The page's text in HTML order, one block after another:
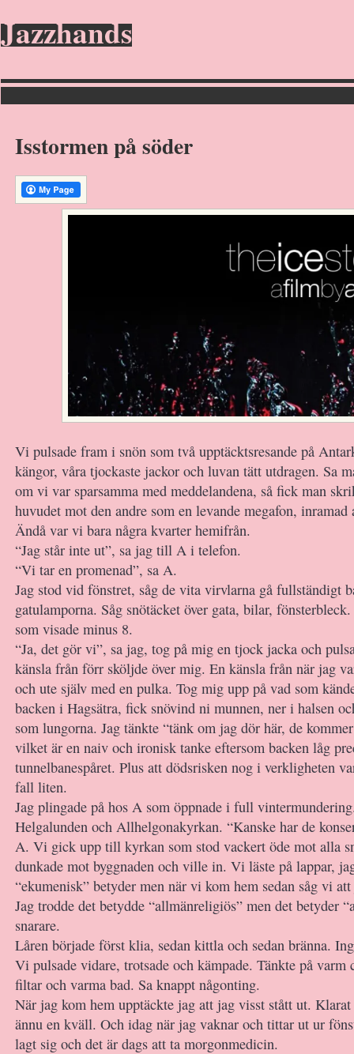
Jazzhands
Isstormen på söder
Vi pulsade fram i snön som två upptäcktsresande på
kängor, våra tjockaste jackor och luvan tätt utdragen. Sa
om vi var sparsamma med meddelandena, så fick man
huvudet mot den andre som en levande megafon, inramad
Ändå var vi bara några kvarter hemifrån.
“Jag står inte ut”, sa jag till A i telefon.
“Vi tar en promenad”, sa A.
Jag stod vid fönstret, såg de vita virvlarna gå fullständigt
gatulamporna. Såg snötäcket över gata, bilar,
som visade minus 8.
“Ja, det gör vi”, sa jag, tog på mig en tjock jacka och
känsla från förr sköljde över mig. En känsla från när jag
och ute själv med en pulka. Tog mig upp på vad som
backen i Hagsätra, fick snövind ni munnen, ner i halsen
som lungorna. Jag tänkte “tänk om jag dör här, de
vilket är en naiv och ironisk tanke eftersom backen låg
tunnelbanespåret. Plus att dödsrisken nog i verkligheten
fall liten.
Jag plingade på hos A som öppnade i full
Helgalunden och Allhelgonakyrkan. “Kanske har de
A. Vi gick upp till kyrkan som stod vackert öde mot alla
dunkade mot byggnaden och ville in. Vi läste på lappar,
“ekumenisk” betyder men när vi kom hem sedan såg vi
Jag trodde det betydde “allmänreligiös” men det betyder
snarare.
Låren började först klia, sedan kittla och sedan bränna.
Vi pulsade vidare, trotsade och kämpade. Tänkte på varm
filtar och varma bad. Sa knappt någonting.
När jag kom hem upptäckte jag att jag visst stått ut.
ännu en kväll. Och idag när jag vaknar och tittar ut ur
lagt sig och det är dags att ta morgonmedicin.